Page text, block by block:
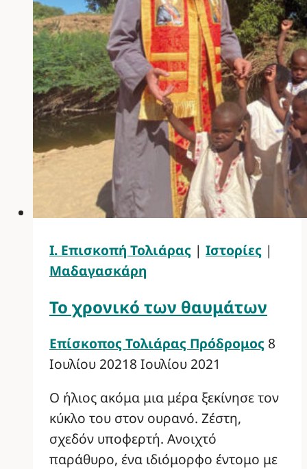
Ι. Επισκοπή Τολιάρας | Ιστορίες |
Μαδαγασκάρη
Το χρονικό των θαυμάτων
Επίσκοπος Τολιάρας Πρόδρομος 8
Ιουλίου 20218 Ιουλίου 2021
Ο ήλιος ακόμα μια μέρα ξεκίνησε τον
κύκλο του στον ουρανό. Ζέστη,
σχεδόν υποφερτή. Ανοιχτό
παράθυρο, ένα ιδιόμορφο έντομο με